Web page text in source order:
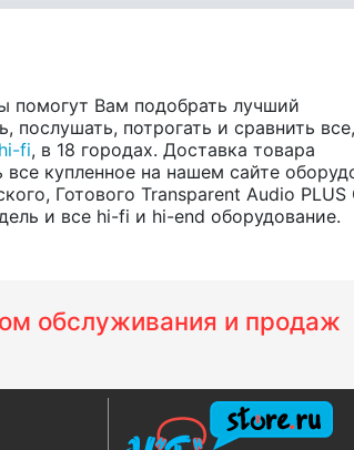
помогут Вам подобрать лучший
потрогать и сравнить все,
fi, в 18 городах. Доставка товара
купленное на нашем сайте
Готового Transparent Audio PLUS
и все hi-fi и hi-end оборудование.
обслуживания и продаж